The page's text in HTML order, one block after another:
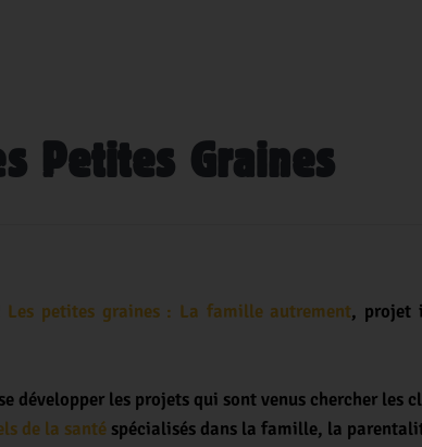
Petites Graines
Les petites graines : La famille autrement, projet
développer les projets qui sont venus chercher
de la santé spécialisés dans la famille, la